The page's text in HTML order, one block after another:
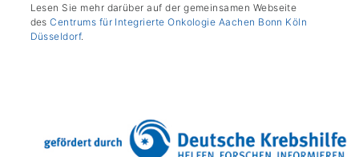
Lesen Sie mehr darüber auf der gemeinsamen Webseite
desCentrums für Integrierte Onkologie Aachen Bonn Köln
Düsseldorf.